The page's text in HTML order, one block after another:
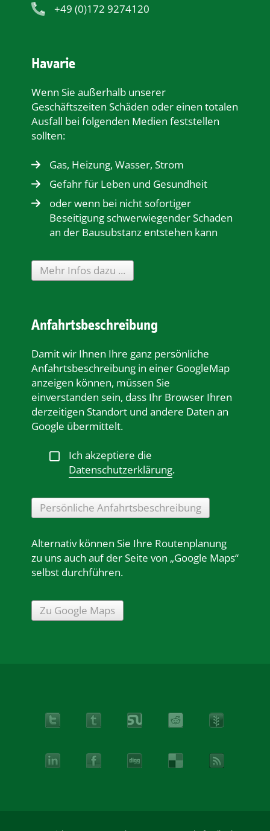
+49 (0)172 9274120
Havarie
Wenn Sie außerhalb unserer
Geschäftszeiten Schäden oder einen totalen
Ausfall bei folgenden Medien feststellen
sollten:
Gas, Heizung, Wasser, Strom
Gefahr für Leben und Gesundheit
oder wenn bei nicht sofortiger
Beseitigung schwerwiegender Schaden
an der Bausubstanz entstehen kann
Mehr Infos dazu ...
Anfahrtsbeschreibung
Damit wir Ihnen Ihre ganz persönliche
Anfahrtsbeschreibung in einer GoogleMap
anzeigen können, müssen Sie
einverstanden sein, dass Ihr Browser Ihren
derzeitigen Standort und andere Daten an
Google übermittelt.
Ich akzeptiere die
Datenschutzerklärung.
Persönliche Anfahrtsbeschreibung
Alternativ können Sie Ihre Routenplanung
zu uns auch auf der Seite von „Google Maps“
selbst durchführen.
Zu Google Maps